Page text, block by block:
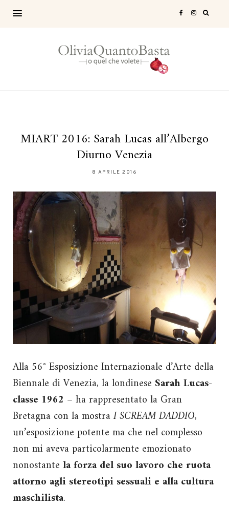
MIART 2016: Sarah Lucas all’Albergo
Diurno Venezia
8 APRILE 2016
Alla 56° Esposizione Internazionale d’Arte della
Biennale di Venezia, la londinese Sarah Lucas-
classe 1962 – ha rappresentato la Gran
Bretagna con la mostraI SCREAM DADDIO,
un’esposizione potente ma che nel complesso
non mi aveva particolarmente emozionato
nonostante la forza del suo lavoro che ruota
attorno agli stereotipi sessuali e alla cultura
maschilista.